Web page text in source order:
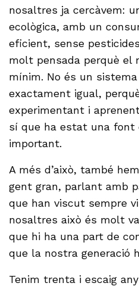
nosaltres ja cercàvem:
ecològica, amb un
eficient, sense
molt pensada perquè el
mínim. No és un
exactament igual,
experimentant i
sí que ha estat una font
important.
A més d’això, també
gent gran, parlant amb
que han viscut sempre
nosaltres això és molt
que hi ha una part de
que la nostra generació
Tenim trenta i escaig